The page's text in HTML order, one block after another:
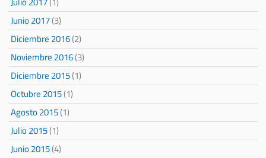
Junio 2017(3)
Diciembre 2016(2)
Noviembre 2016(3)
Diciembre 2015(1)
Octubre 2015(1)
Agosto 2015(1)
Julio 2015(1)
Junio 2015(4)